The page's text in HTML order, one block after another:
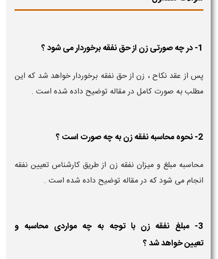
1- در چه صورتی زن از حق نفقه برخوردار می شود ؟
پس از عقد نکاح ، زن از حق نفقه برخوردار خواهد شد که این
مطلب به صورت کامل در مقاله توضیح داده شده است .
2- نحوه محاسبه نفقه زن به چه صورت است ؟
محاسبه مبلغ و میزان نفقه زن از طریق کارشناس تعیین نفقه
انجام می شود که در مقاله توضیح داده شده است .
3- مبلغ نفقه زن با توجه به چه مواردی محاسبه و
تعیین خواهد شد ؟